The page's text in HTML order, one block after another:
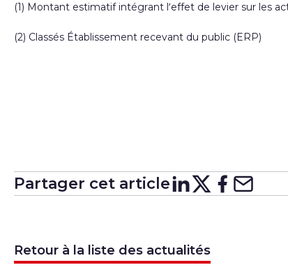
(1) Montant estimatif intégrant l’effet de levier sur les
(2) Classés Établissement recevant du public (ERP)
Partager cet article Partager
Retour à la liste des actualités